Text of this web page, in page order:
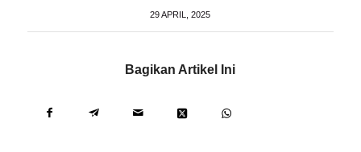
29 APRIL, 2025
Bagikan Artikel Ini